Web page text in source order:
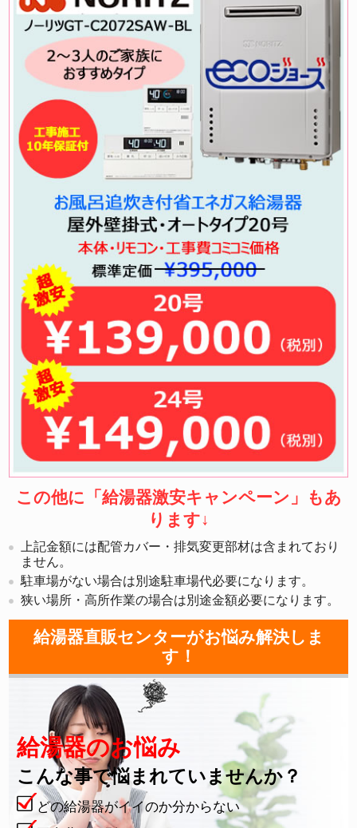
この他に「給湯器激安キャンペーン」もあ
ります↓
上記金額には配管カバー・排気変更部材は含まれており
ません。
駐車場がない場合は別途駐車場代必要になります。
狭い場所・高所作業の場合は別途金額必要になります。
給湯器直販センターがお悩み解決しま
す！
給湯器のお悩み
こんな事で悩まれていませんか？
どの給湯器がイイのか分からない